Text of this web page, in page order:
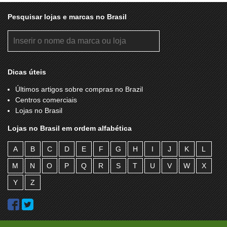
Pesquisar lojas e marcas no Brasil
Dicas úteis
Últimos artigos sobre compras no Brazil
Centros comerciais
Lojas no Brasil
Lojas no Brasil em ordem alfabética
A B C D E F G H I J K L
M N O P Q R S T U V W X
Y Z